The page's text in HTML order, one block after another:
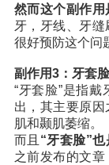
然而这个副作
牙，牙线、牙
很好预防这个问
副作用3：牙套
“牙套脸”是指
出，其主要原
肌和颞肌萎缩。
而且 “牙套脸”
之前发布的文